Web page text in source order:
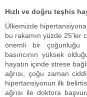
Hızlı ve doğru teşhis
Ülkemizde hipertansiyona
bu rakamın yüzde 25’ler
önemli bir çoğunluğu
basıncının yüksek
hayatın içinde strese
ağrısı, çoğu zaman
hipertansiyonun ilk
ağrısı ile doktora